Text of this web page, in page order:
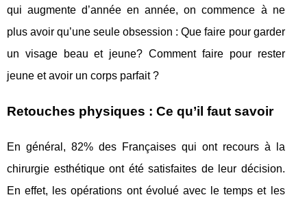
qui augmente d’année en année, on commence à ne
plus avoir qu’une seule obsession : Que faire pour garder
un visage beau et jeune? Comment faire pour rester
jeune et avoir un corps parfait ?
Retouches physiques : Ce qu’il faut savoir
En général, 82% des Françaises qui ont recours à la
chirurgie esthétique ont été satisfaites de leur décision.
En effet, les opérations ont évolué avec le temps et les